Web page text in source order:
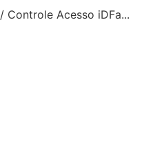
/ Controle Acesso iDFa...